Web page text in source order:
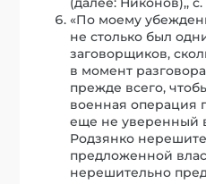
«По моему
не столько был
заговорщиков,
в момент
прежде всего,
военная операция
еще не уверенный
Родзянко
предложенной
нерешительно